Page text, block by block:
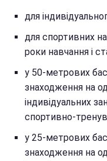
для
для спортивних
роки навчання і
у 50-метрових
знаходження на
індивідуальних
спортивно-
у 25-метрових
знаходження на